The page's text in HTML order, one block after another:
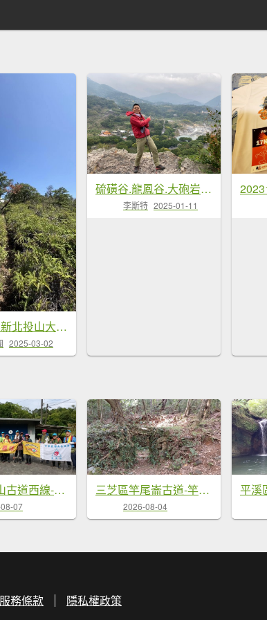
20250228新北投山大砲岩
2025-03-02
硫磺谷.龍鳳谷.大砲岩.石壇山【大巨蛋 跳起來 可以嗎?】
李斯特 2025-01-11
雙溪區烏山古道西線-大湖尾古道支線-大湖尾古道O型
07
三芝區竿尾崙古道-竿尾崙-清涼崙-大屯溪古道O型
2026-08-04
服務條款 隱私權政策